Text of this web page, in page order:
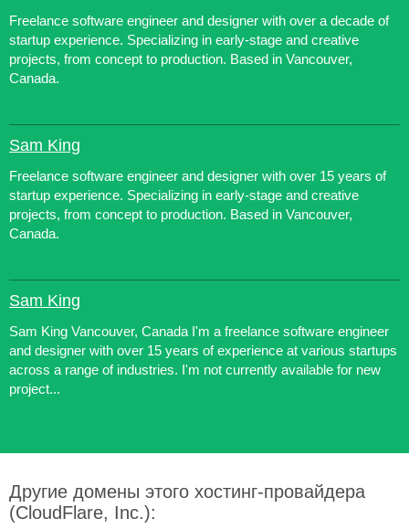
Freelance software engineer and designer with over a decade of
startup experience. Specializing in early-stage and creative
projects, from concept to production. Based in Vancouver,
Canada.
Sam King
Freelance software engineer and designer with over 15 years of
startup experience. Specializing in early-stage and creative
projects, from concept to production. Based in Vancouver,
Canada.
Sam King
Sam King Vancouver, Canada I'm a freelance software engineer
and designer with over 15 years of experience at various startups
across a range of industries. I'm not currently available for new
project...
Другие домены этого хостинг-провайдера
(CloudFlare, Inc.):